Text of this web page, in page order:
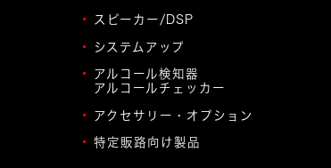
スピーカー/DSP
システムアップ
アルコール検知器
アルコールチェッカー
アクセサリー・オプション
特定販路向け製品